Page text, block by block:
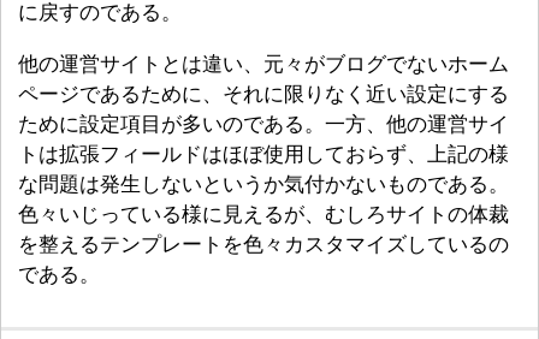
に戻すのである。
他の運営サイトとは違い、元々がブログでないホーム
ページであるために、それに限りなく近い設定にする
ために設定項目が多いのである。一方、他の運営サイ
トは拡張フィールドはほぼ使用しておらず、上記の様
な問題は発生しないというか気付かないものである。
色々いじっている様に見えるが、むしろサイトの体裁
を整えるテンプレートを色々カスタマイズしているの
である。